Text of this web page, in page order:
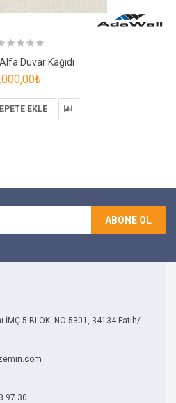
Duvar Kağıdı
EKLE
ABONE OL
İMÇ 5 BLOK. NO:5301, 34134 Fatih/
97 30